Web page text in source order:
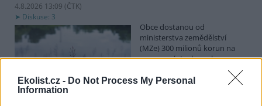
Ekolist.cz - Do Not Process My Personal
Information
4.8.2026 13:09 (ČTK)
Diskuse: 3
Obce dostanou od
ministerstva zemědělství
(MZe) 300 milionů korun na
opravu, výstavbu nebo
odbahnění malých vodních
nádrží. Žádost o dotace mohou podávat od 7. září do 7. října.